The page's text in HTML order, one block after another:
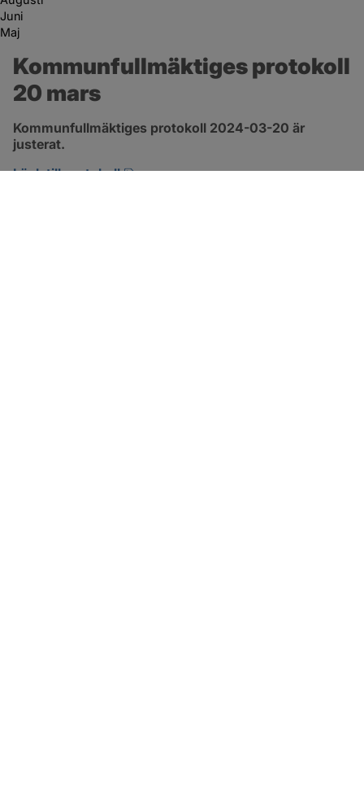
Juni
Maj
Kommunfullmäktiges protokoll
20 mars
Kommunfullmäktiges protokoll 2024-03-20 är
justerat.
Länk till protokoll
pdf, 317.5 kB, öppnas i nytt fönster.